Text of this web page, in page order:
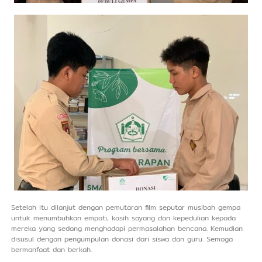
Setelah itu dilanjut dengan pemutaran film seputar musibah gempa
untuk menumbuhkan empati, kasih sayang dan kepedulian kepada
mereka yang sedang menghadapi permasalahan bencana. Kemudian
disusul dengan pengumpulan donasi dari siswa dan guru. Semoga
bermanfaat dan berkah.